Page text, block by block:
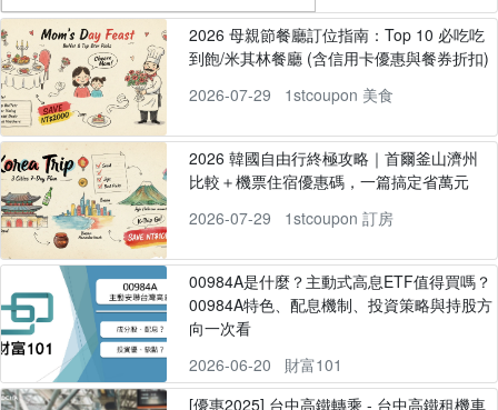
2026 母親節餐廳訂位指南：Top 10 必吃吃
到飽/米其林餐廳 (含信用卡優惠與餐券折扣)
2026-07-29
1stcoupon 美食
2026 韓國自由行終極攻略｜首爾釜山濟州
比較＋機票住宿優惠碼，一篇搞定省萬元
2026-07-29
1stcoupon 訂房
00984A是什麼？主動式高息ETF值得買嗎？
00984A特色、配息機制、投資策略與持股方
向一次看
2026-06-20
財富101
[優惠2025] 台中高鐵轉乘 - 台中高鐵租機車